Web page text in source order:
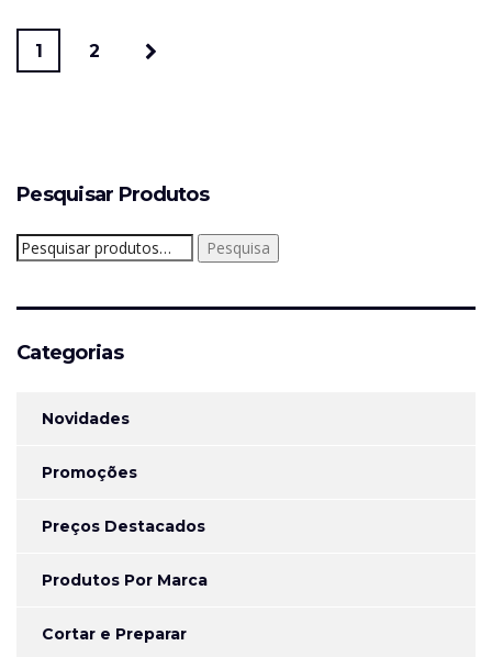
1 2
Pesquisar Produtos
Pesquisar
por:
Pesquisa
Categorias
Novidades
Promoções
Preços Destacados
Produtos Por Marca
Cortar e Preparar